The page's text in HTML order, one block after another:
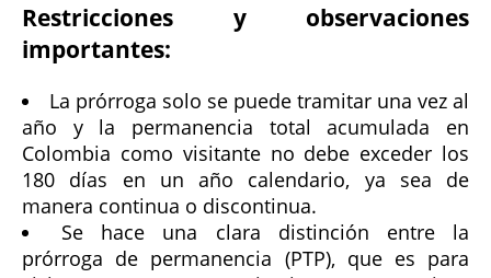
Restricciones y observaciones
importantes:
La prórroga solo se puede tramitar una vez al
año y la permanencia total acumulada en
Colombia como visitante no debe exceder los
180 días en un año calendario, ya sea de
manera continua o discontinua.
Se hace una clara distinción entre la
prórroga de permanencia (PTP), que es para